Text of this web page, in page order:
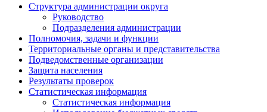
Структура администрации округа
Руководство
Подразделения администрации
Полномочия, задачи и функции
Территориальные органы и представительства
Подведомственные организации
Защита населения
Результаты проверок
Статистическая информация
Статистическая информация